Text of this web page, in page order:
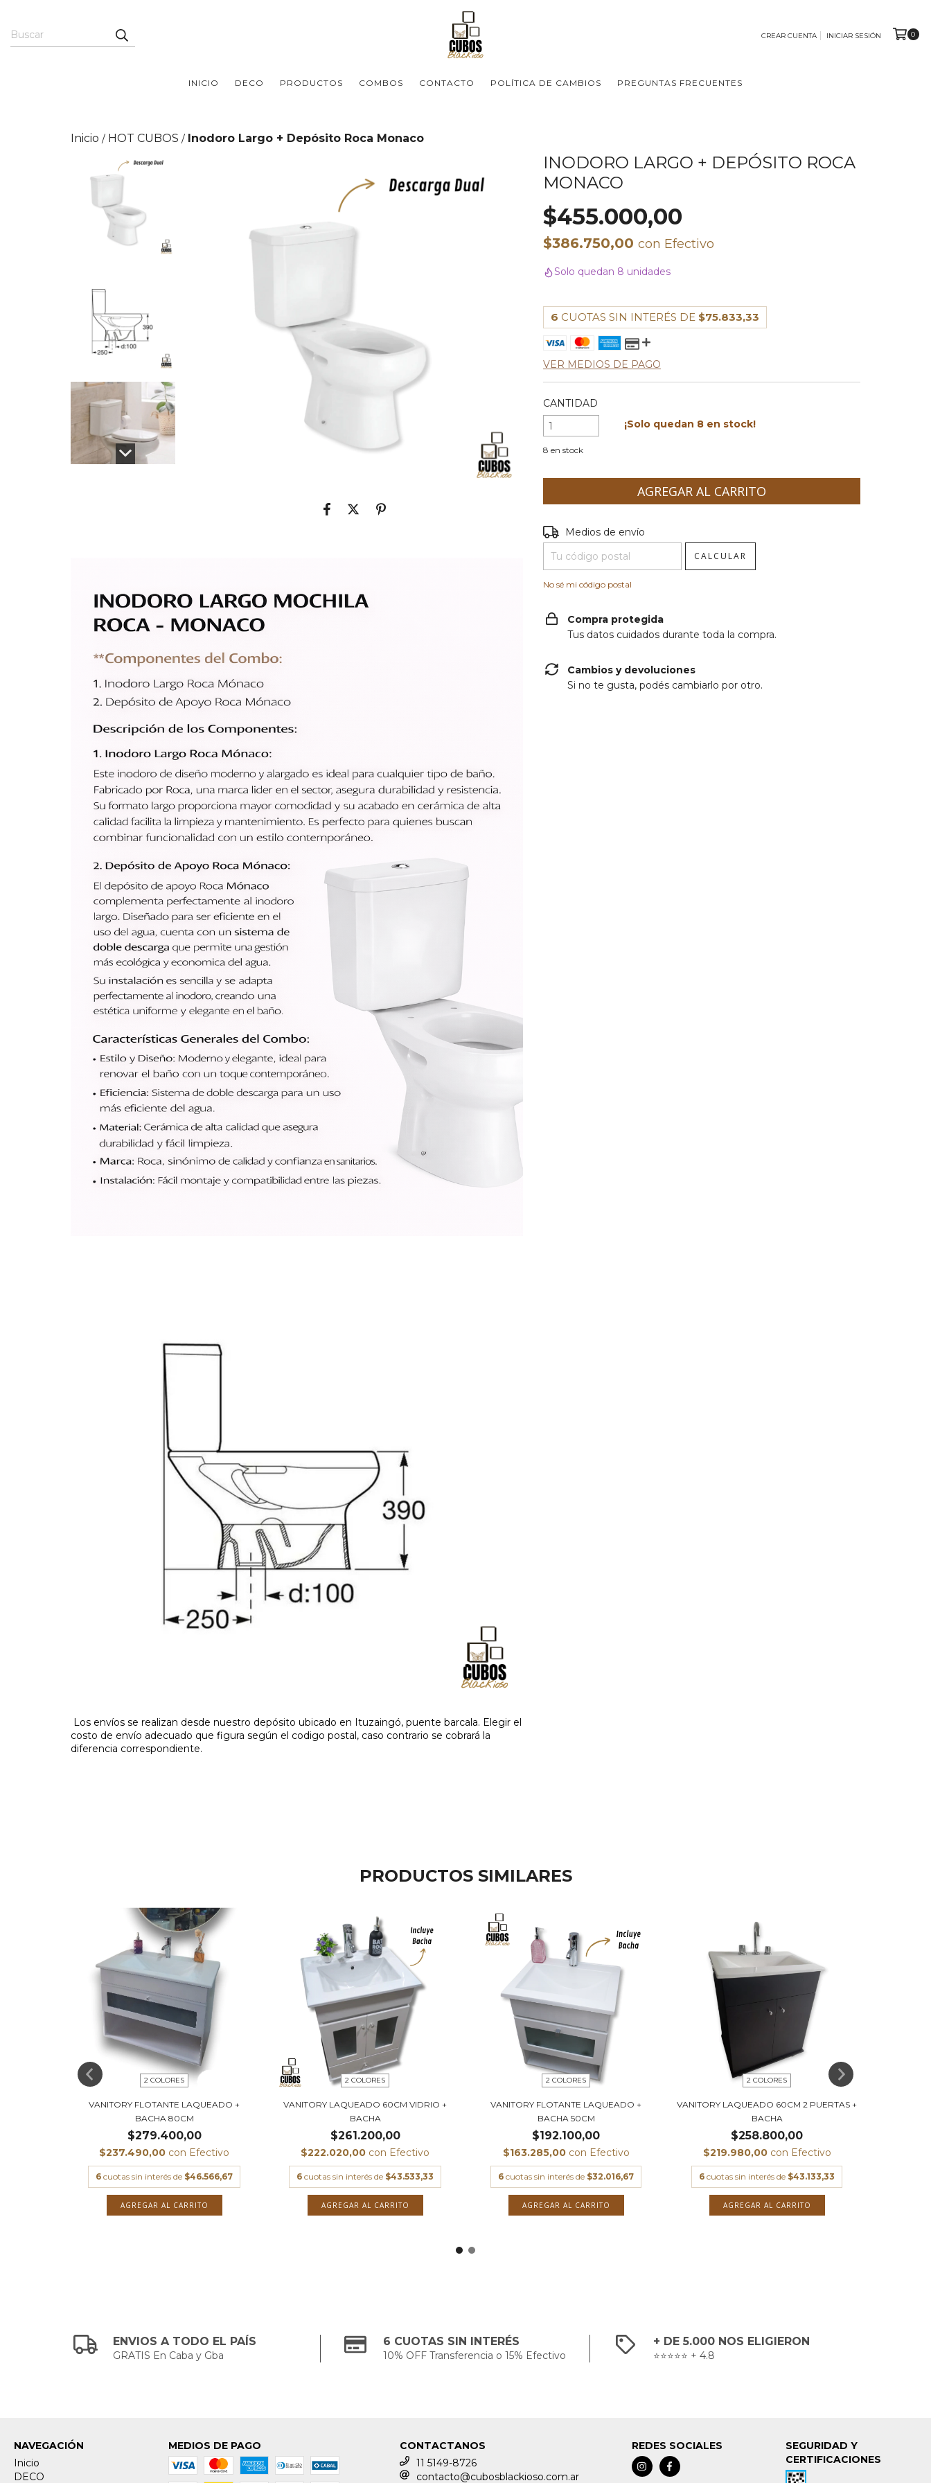
CREAR CUENTA INICIAR SESIÓN 0
INICIO DECO PRODUCTOS COMBOS CONTACTO POLÍTICA DE CAMBIOS PREGUNTAS FRECUENTES
Inicio / HOT CUBOS / Inodoro Largo + Depósito Roca Monaco
Los envíos se realizan desde nuestro depósito ubicado en Ituzaingó, puente barcala. Elegir el
costo de envío adecuado que figura según el codigo postal, caso contrario se cobrará la
diferencia correspondiente.
INODORO LARGO + DEPÓSITO ROCA
MONACO
$455.000,00
$386.750,00con Efectivo
Solo quedan 8 unidades
6 CUOTAS SIN INTERÉS DE $75.833,33
VER MEDIOS DE PAGO
CANTIDAD
8 en stock
¡Solo quedan 8 en stock!
Entregas para el CP:
Medios de envío
CALCULAR
No sé mi código postal
Compra protegida
Tus datos cuidados durante toda la compra.
Cambios y devoluciones
Si no te gusta, podés cambiarlo por otro.
PRODUCTOS SIMILARES
2 COLORES
VANITORY FLOTANTE LAQUEADO +
BACHA 80CM
$279.400,00
$237.490,00 con Efectivo
6 cuotas sin interés de $46.566,67
AGREGAR AL CARRITO
2 COLORES
VANITORY LAQUEADO 60CM VIDRIO +
BACHA
$261.200,00
$222.020,00 con Efectivo
6 cuotas sin interés de $43.533,33
AGREGAR AL CARRITO
2 COLORES
VANITORY FLOTANTE LAQUEADO +
BACHA 50CM
$192.100,00
$163.285,00 con Efectivo
6 cuotas sin interés de $32.016,67
AGREGAR AL CARRITO
2 COLORES
VANITORY LAQUEADO 60CM 2 PUERTAS +
BACHA
$258.800,00
$219.980,00 con Efectivo
6 cuotas sin interés de $43.133,33
AGREGAR AL CARRITO
ENVIOS A TODO EL PAÍS
GRATIS En Caba y Gba
6 CUOTAS SIN INTERÉS
10% OFF Transferencia o 15% Efectivo
+ DE 5.000 NOS ELIGIERON
⭐⭐⭐⭐⭐ + 4.8
NAVEGACIÓN
Inicio
DECO
MEDIOS DE PAGO
CONTACTANOS
11 5149-8726
contacto@cubosblackioso.com.ar
REDES SOCIALES
SEGURIDAD Y
CERTIFICACIONES